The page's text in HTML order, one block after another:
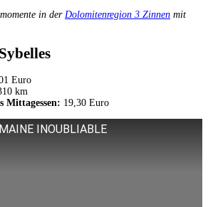
in der Dolomitenregion 3 Zinnen mit
Euro
km
Mittagessen: 19,30 Euro
INOUBLIABLE